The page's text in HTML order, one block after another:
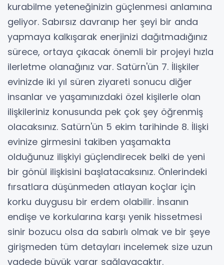
kurabilme yeteneğinizin güçlenmesi anlamına
geliyor. Sabırsız davranıp her şeyi bir anda
yapmaya kalkışarak enerjinizi dağıtmadığınız
sürece, ortaya çıkacak önemli bir projeyi hızla
ilerletme olanağınız var. Satürn'ün 7. İlişkiler
evinizde iki yıl süren ziyareti sonucu diğer
insanlar ve yaşamınızdaki özel kişilerle olan
ilişkileriniz konusunda pek çok şey öğrenmiş
olacaksınız. Satürn'ün 5 ekim tarihinde 8. İlişki
evinize girmesini takiben yaşamakta
olduğunuz ilişkiyi güçlendirecek belki de yeni
bir gönül ilişkisini başlatacaksınız. Önlerindeki
fırsatlara düşünmeden atlayan koçlar için
korku duygusu bir erdem olabilir. İnsanın
endişe ve korkularına karşı yenik hissetmesi
sinir bozucu olsa da sabırlı olmak ve bir şeye
girişmeden tüm detayları incelemek size uzun
vadede büyük yarar sağlayacaktır.